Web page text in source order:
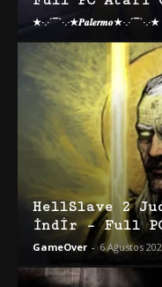
★·.·´¯`·.·★𝑷𝒂𝒍𝒆𝒓𝒎𝒐★·.·´¯`·.·★
HellSlave 2
İndir – Full
GameOver - 6 Ağustos